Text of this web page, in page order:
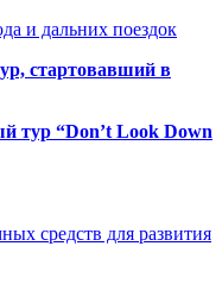
и дальних поездок
стартовавший в
тур “Don’t Look Down
средств для развития